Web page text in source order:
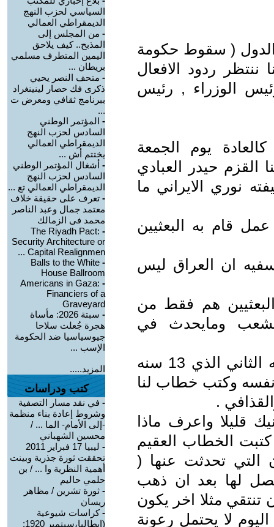
( سقوط حكومة
ردود الافعال
الوزراء , رئيس
يوم الجمعة
القزم حيدر العبادي
نوري الايراني ما
عمل قام به البعثيين
ان العراق ليس
هم فقط من
ومايحدث في
والاغرب من كل هذا يظهر لنا السفيه الثاني الذي 13 سنه
وكتب خطاب لنا
.
قليلا واعرف ماذا
الخطاب العقيم
التي تحدثت عنها (
حصل لها بعد ان ذهب
مثلا اخر يكون
لا يحتمل رعونة
السياسي لحزب النهج
الديمقراطي العمالي
- من المجلس إلى
المذبح.. كيف يلاحق
اليمين المتطرف مسلمي
بريطان ...
- متحف النصر يحيي
ذكرى فك حصار لينينغراد
ببرنامج ثقافي ومعرض ت
...
- المؤتمر الوطني
السادس لحزب النهج
الديمقراطي العمالي
يختتم أش ...
- أشغال المؤتمر الوطني
السادس لحزب النهج
الديمقراطي العمالي تع ...
- تعرف على حقيقة خلاف
معتمد جمال وعبد الناصر
محمد فى الزمالك
-
The Riyadh Pact:
Security Architecture or
Capital Realignmen ...
-
Balls to the White
House Ballroom
-
Americans in Gaza:
Financiers of a
Graveyard
-
سبتة 2026: مأساة
هجرة جُعلت سلاحا
جيوسياسيا ضد الحكومة
الإسب ...
المزيد.....
كتب ودراسات
- في نقد مسار التصفية
وشروط إعادة بناء منظمة
-إلى الأمام- الما ... /
محسين الشهباني
-
ليبيا 17 فبراير 2011
تحققت ثورة جذرية وبينت
أهمية النظرية وا ... / بن
حلمي حاليم
- ثورة تشرين / مظاهر
ريسان
-كراسات شيوعية
(إيطاليا،سبتمبر 1920: